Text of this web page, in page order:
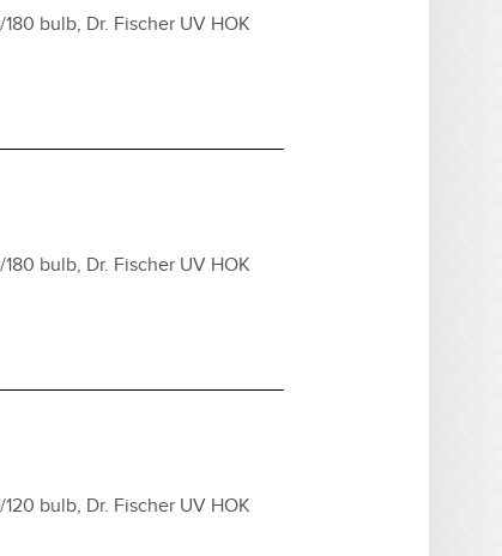
bulb, Dr. Fischer UV HOK
bulb, Dr. Fischer UV HOK
bulb, Dr. Fischer UV HOK